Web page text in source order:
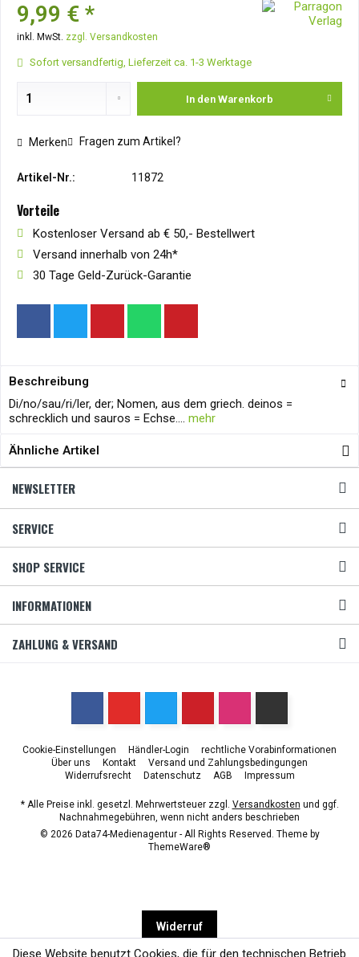
9,99 € *
inkl. MwSt. zzgl. Versandkosten
Sofort versandfertig, Lieferzeit ca. 1-3 Werktage
In den Warenkorb
Merken Fragen zum Artikel?
Artikel-Nr.: 11872
Vorteile
Kostenloser Versand ab € 50,- Bestellwert
Versand innerhalb von 24h*
30 Tage Geld-Zurück-Garantie
Beschreibung
Di/no/sau/ri/ler, der; Nomen, aus dem griech. deinos =
schrecklich und sauros = Echse.... mehr
Ähnliche Artikel
NEWSLETTER
SERVICE
SHOP SERVICE
INFORMATIONEN
ZAHLUNG & VERSAND
Cookie-Einstellungen Händler-Login
rechtliche Vorabinformationen
Über uns
Kontakt
Versand und Zahlungsbedingungen
Widerrufsrecht
Datenschutz AGB Impressum
* Alle Preise inkl. gesetzl. Mehrwertsteuer zzgl. Versandkosten und ggf.
Nachnahmegebühren, wenn nicht anders beschrieben
© 2026 Data74-Medienagentur - All Rights Reserved. Theme by
ThemeWare®
Widerruf
Diese Website benutzt Cookies, die für den technischen Betrieb